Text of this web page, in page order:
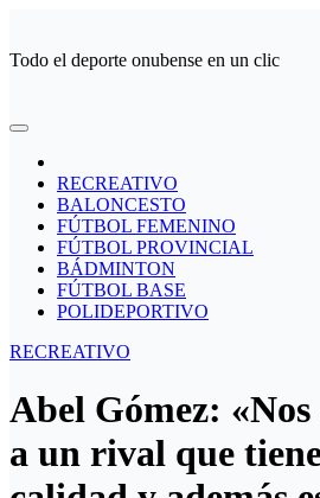
contenido
Todo el deporte onubense en un clic
RECREATIVO
BALONCESTO
FÚTBOL FEMENINO
FÚTBOL PROVINCIAL
BÁDMINTON
FÚTBOL BASE
POLIDEPORTIVO
RECREATIVO
Abel Gómez:
a un rival que